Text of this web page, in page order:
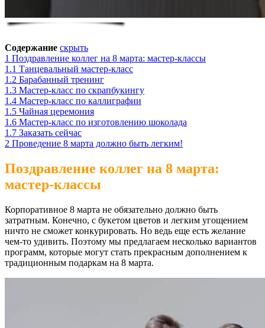
Содержание скрыть
1 Поздравление коллег на 8 марта: мастер-классы
1.1 Танцевальный мастер-класс
1.2 Барабанный тренинг
1.3 Мастер-класс по скрапбукингу
1.4 Мастер-класс по каллиграфии
1.5 Чайная церемония
1.6 Мастер-класс по изготовлению шоколада
1.7 Заказать сейчас
2 Проведение 8 марта должно быть легким!
Поздравление коллег на 8 марта:
мастер-классы
Корпоративное 8 марта не обязательно должно быть
затратным. Конечно, с букетом цветов и легким угощением
ничто не сможет конкурировать. Но ведь еще есть желание
чем-то удивить. Поэтому мы предлагаем несколько вариантов
программ, которые могут стать прекрасным дополнением к
традиционным подаркам на 8 марта.